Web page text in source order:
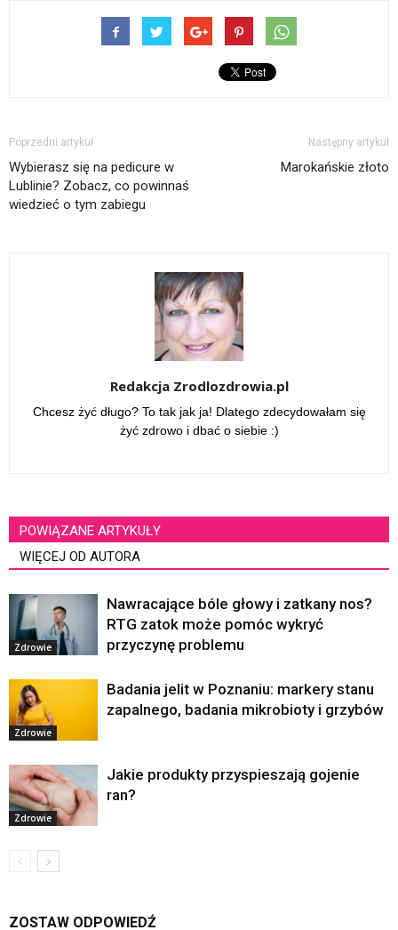
Poprzedni artykuł
Wybierasz się na pedicure w
Lublinie? Zobacz, co powinnaś
wiedzieć o tym zabiegu
Następny artykuł
Marokańskie złoto
Redakcja Zrodlozdrowia.pl
Chcesz żyć długo? To tak jak ja! Dlatego zdecydowałam się
żyć zdrowo i dbać o siebie :)
POWIĄZANE ARTYKUŁY
WIĘCEJ OD AUTORA
Zdrowie
Nawracające bóle głowy i zatkany nos?
RTG zatok może pomóc wykryć
przyczynę problemu
Zdrowie
Badania jelit w Poznaniu: markery stanu
zapalnego, badania mikrobioty i grzybów
Zdrowie
Jakie produkty przyspieszają gojenie
ran?
ZOSTAW ODPOWIEDŹ